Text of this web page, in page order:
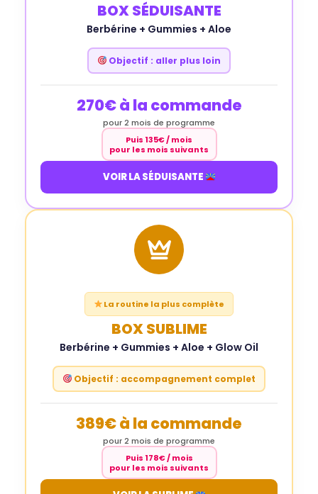
BOX SÉDUISANTE
Berbérine + Gummies + Aloe
Objectif : aller plus loin
270€ à la commande
pour 2 mois de programme
Puis 135€ / mois
pour les mois suivants
VOIR LA SÉDUISANTE
La routine la plus complète
BOX SUBLIME
Berbérine + Gummies + Aloe + Glow Oil
Objectif : accompagnement complet
389€ à la commande
pour 2 mois de programme
Puis 178€ / mois
pour les mois suivants